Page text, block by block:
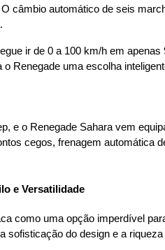
câmbio automático de seis
ir de 0 a 100 km/h em
Renegade uma escolha
e o Renegade Sahara vem
cegos, frenagem automática
e Versatilidade
como uma opção imperdível
sofisticação do design e a